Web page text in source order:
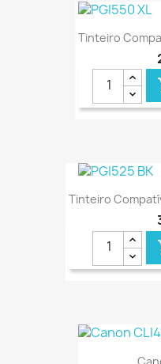
Tinteiro
Tinteiro